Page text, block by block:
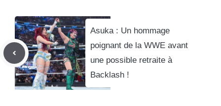
Asuka : Un hommage
poignant de la WWE avant
une possible retraite à
Backlash !